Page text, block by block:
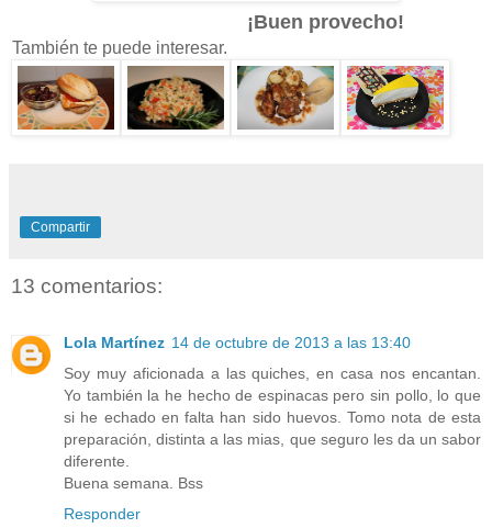
¡Buen provecho!
También te puede interesar.
Compartir
13 comentarios:
Lola Martínez 14 de octubre de 2013 a las 13:40
Soy muy aficionada a las quiches, en casa nos encantan.
Yo también la he hecho de espinacas pero sin pollo, lo que
si he echado en falta han sido huevos. Tomo nota de esta
preparación, distinta a las mias, que seguro les da un sabor
diferente.
Buena semana. Bss
Responder